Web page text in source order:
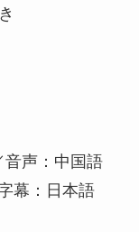
音声：中国語
幕：日本語